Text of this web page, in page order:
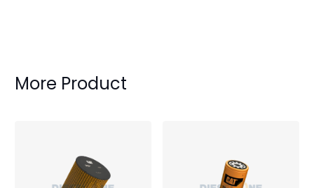
More Product